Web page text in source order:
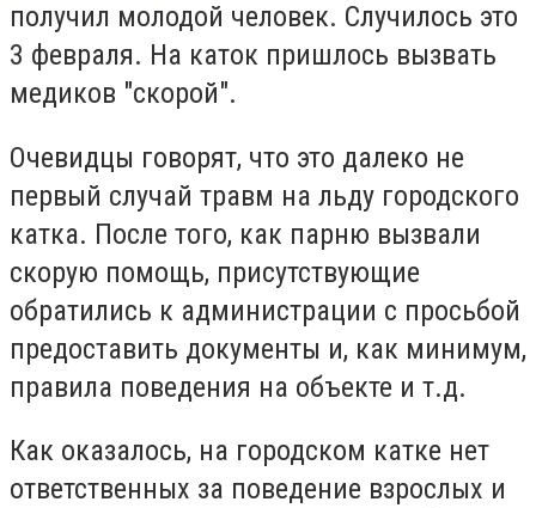
получил молодой человек. Случилось это
3 февраля. На каток пришлось вызвать
медиков "скорой".
Очевидцы говорят, что это далеко не
первый случай травм на льду городского
катка. После того, как парню вызвали
скорую помощь, присутствующие
обратились к администрации с просьбой
предоставить документы и, как минимум,
правила поведения на объекте и т.д.
Как оказалось, на городском катке нет
ответственных за поведение взрослых и